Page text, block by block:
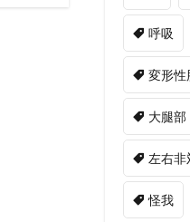
呼吸
変形性
大腿部
左右非
怪我